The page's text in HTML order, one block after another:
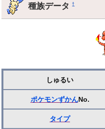
種族データ†
しゅるい
ポケモンずかんNo.
タイプ